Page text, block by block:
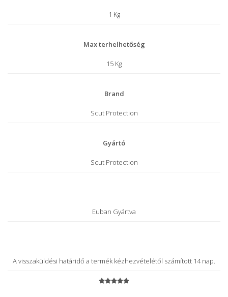
1 Kg
Max terhelhetőség
15 Kg
Brand
Scut Protection
Gyártó
Scut Protection
Euban Gyártva
A visszaküldési határidő a termék kézhezvételétől számított 14 nap.